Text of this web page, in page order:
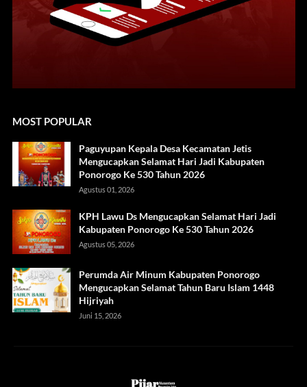
MOST POPULAR
Paguyupan Kepala Desa Kecamatan Jetis
Mengucapkan Selamat Hari Jadi Kabupaten
Ponorogo Ke 530 Tahun 2026
Agustus 01, 2026
KPH Lawu Ds Mengucapkan Selamat Hari Jadi
Kabupaten Ponorogo Ke 530 Tahun 2026
Agustus 05, 2026
Perumda Air Minum Kabupaten Ponorogo
Mengucapkan Selamat Tahun Baru Islam 1448
Hijriyah
Juni 15, 2026